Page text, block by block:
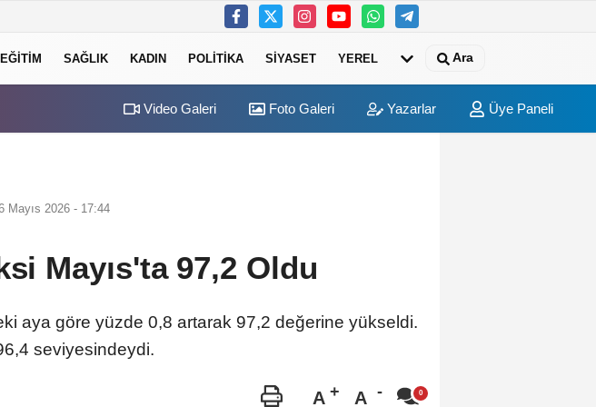
EĞITIM SAĞLIK KADIN POLITIKA SIYASET YEREL Ara
giderilmeli Babacan: Teklif önemli ve olumlu bir aşama, eşitlik yönünden eksiklikler giderilmeli
Video Galeri Foto Galeri Yazarlar Üye Paneli
Mayıs 2026 - 17:44
Mayıs'ta 97,2 Oldu
aya göre yüzde 0,8 artarak 97,2 değerine yükseldi.
seviyesindeydi.
A A